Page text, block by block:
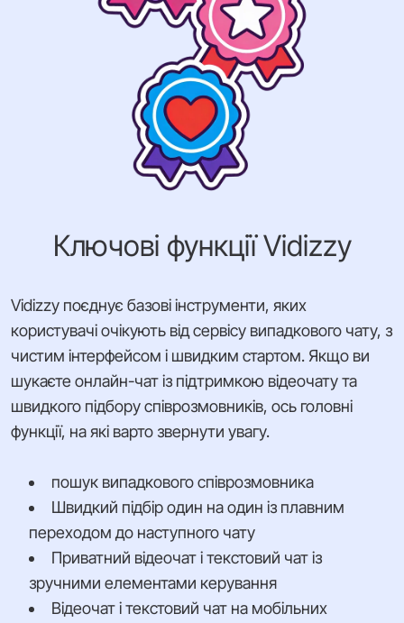
Ключові функції Vidizzy
Vidizzy поєднує базові інструменти, яких
користувачі очікують від сервісу випадкового чату, з
чистим інтерфейсом і швидким стартом. Якщо ви
шукаєте онлайн-чат із підтримкою відеочату та
швидкого підбору співрозмовників, ось головні
функції, на які варто звернути увагу.
пошук випадкового співрозмовника
Швидкий підбір один на один із плавним
переходом до наступного чату
Приватний відеочат і текстовий чат із
зручними елементами керування
Відеочат і текстовий чат на мобільних